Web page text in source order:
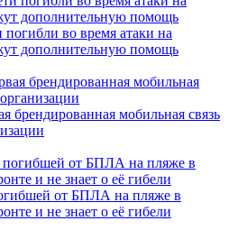
во время атаки на
дополнительную помощь
брендированная мобильная связь
от БПЛА на пляже в
и не знает о её гибели